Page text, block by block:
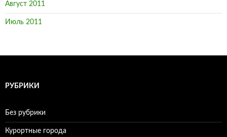
Август 2011
Июль 2011
РУБРИКИ
Без рубрики
Курортные города